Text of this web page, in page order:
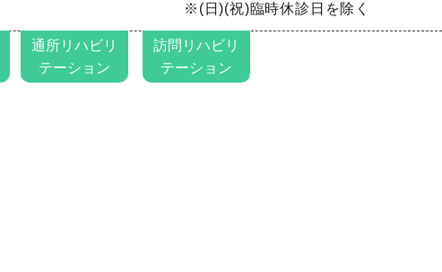
通所リハビリ
テーション
訪問リハビリ
テーション
※(日)(祝)臨時休診日を除く